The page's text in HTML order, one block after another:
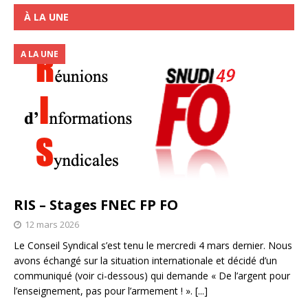
À LA UNE
RIS – Stages FNEC FP FO
A LA UNE
12 mars 2026
Le Conseil Syndical s’est tenu le mercredi 4 mars dernier. Nous
avons échangé sur la situation internationale et décidé d’un
communiqué (voir ci-dessous) qui demande « De l’argent pour
l’enseignement, pas pour l’armement ! ». [...]